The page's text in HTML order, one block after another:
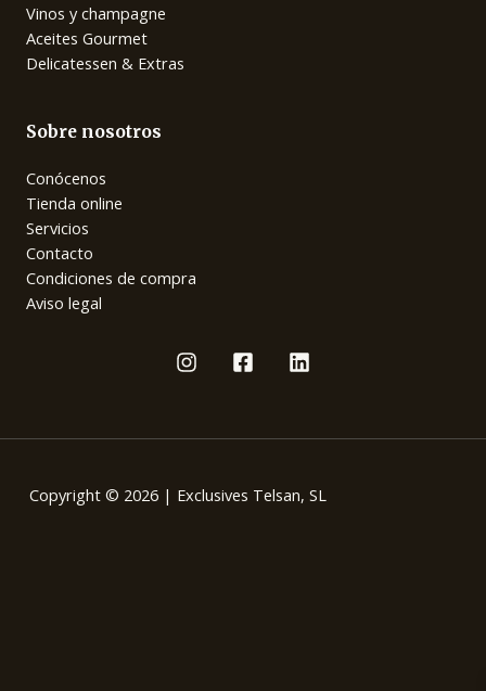
Vinos y champagne
Aceites Gourmet
Delicatessen & Extras
Sobre nosotros
Conócenos
Tienda online
Servicios
Contacto
Condiciones de compra
Aviso legal
Copyright © 2026 | Exclusives Telsan, SL